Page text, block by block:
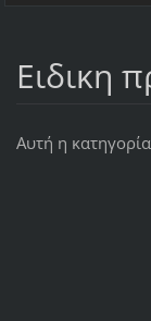
Ειδικη
Αυτή η κατηγορία